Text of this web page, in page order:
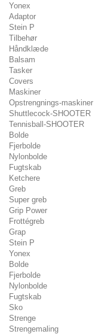
Yonex
Adaptor
Stein P
Tilbehør
Håndklæde
Balsam
Tasker
Covers
Maskiner
Opstrengnings-maskiner
Shuttlecock-SHOOTER
Tennisball-SHOOTER
Bolde
Fjerbolde
Nylonbolde
Fugtskab
Ketchere
Greb
Super greb
Grip Power
Frottégreb
Grap
Stein P
Yonex
Bolde
Fjerbolde
Nylonbolde
Fugtskab
Sko
Strenge
Strengemaling